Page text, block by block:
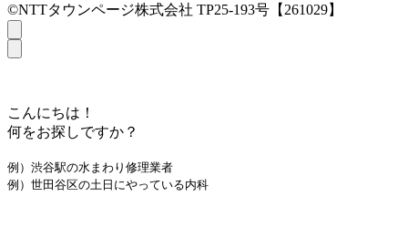
©NTTタウンページ株式会社 TP25-193号【261029】
こんにちは！
何をお探しですか？
例）渋谷駅の水まわり修理業者
例）世田谷区の土日にやっている内科